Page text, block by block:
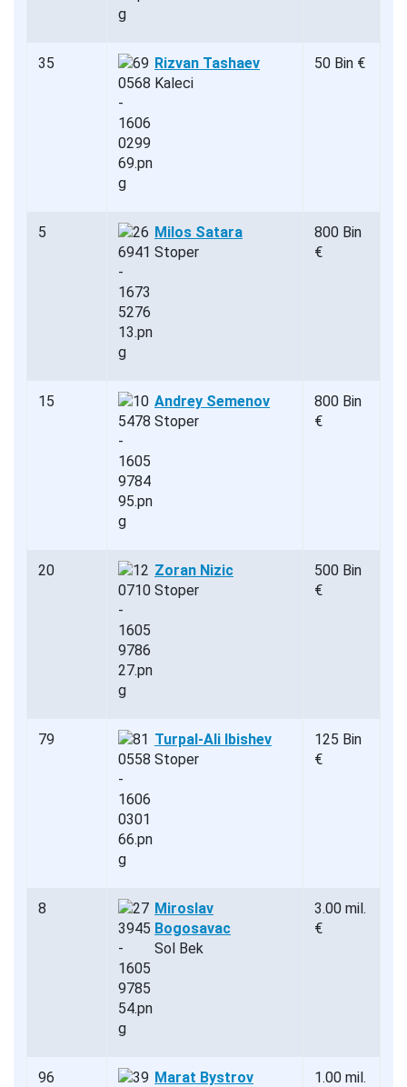
35
Rizvan Tashaev
Kaleci
50 Bin €
5
Milos Satara
Stoper
800 Bin
€
15
Andrey Semenov
Stoper
800 Bin
€
20
Zoran Nizic
Stoper
500 Bin
€
79
Turpal-Ali Ibishev
Stoper
125 Bin
€
8
Miroslav
Bogosavac
Sol Bek
3.00 mil.
€
96
Marat Bystrov
1.00 mil.